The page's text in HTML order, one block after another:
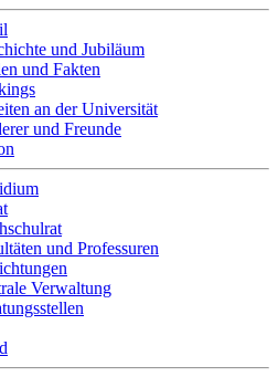
und Jubiläum
und Fakten
an der Universität
und Freunde
und Professuren
Verwaltung